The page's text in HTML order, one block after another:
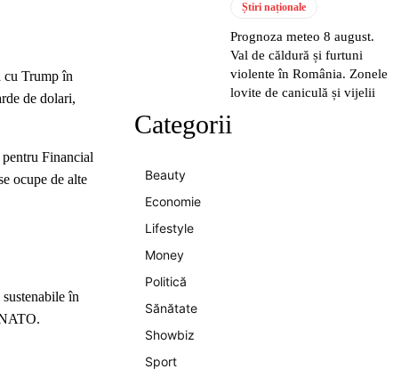
cu Trump în
de dolari,
Financial
ocupe de alte
în
Știri naționale
Prognoza meteo 8 august.
Val de căldură și furtuni
violente în România. Zonele
lovite de caniculă și vijelii
Categorii
Beauty
Economie
Lifestyle
Money
Politică
Sănătate
Showbiz
Sport